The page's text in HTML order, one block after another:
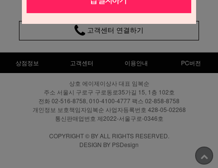
고객센터 연결하기
상점정보 고객센터 이용안내 PC버전
상호 에이제이상사 대표 임복순
주소 서울시 구로구 구로동로35가길 15, 1층 102호
전화 02-516-8758, 010-4100-4777 팩스 02-858-8758
개인정보 보호책임자임복순 사업자등록번호 428-05-02268
통신판매업번호 제2022-서울구로-0346호
COPYRIGHT © BY ALL RIGHTS RESERVED.
DESIGN BY PSDesign